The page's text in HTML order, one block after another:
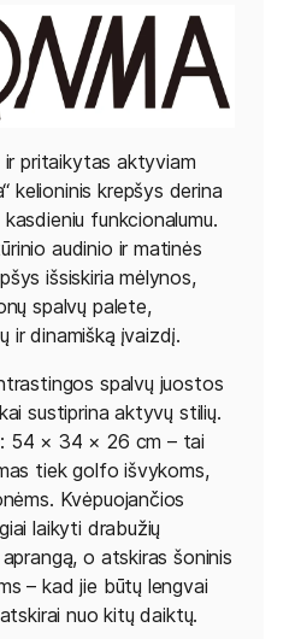
ir pritaikytas aktyviam
kelioninis krepšys derina
funkcionalumu.
audinio ir matinės
išsiskiria mėlynos,
spalvų palete,
ir dinamišką įvaizdį.
spalvų juostos
sustiprina aktyvų stilių.
54 × 34 × 26 cm – tai
tiek golfo išvykoms,
Kvėpuojančios
laikyti drabužių
o atskiras šoninis
– kad jie būtų lengvai
nuo kitų daiktų.